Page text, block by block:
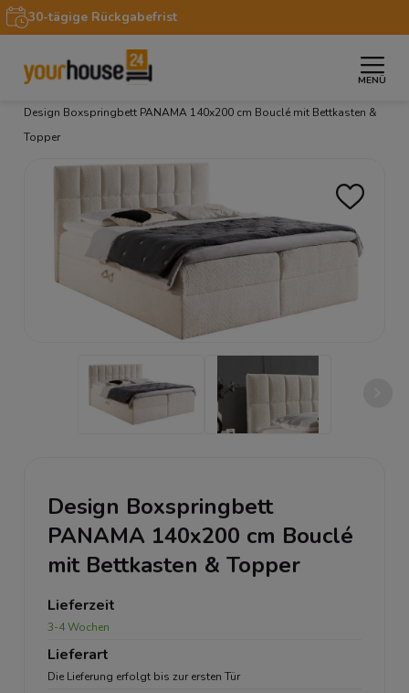
30-tägige Rückgabefrist
MENÜ
Startseite » Möbel »
Design Boxspringbett PANAMA 140x200 cm Bouclé mit Bettkasten &
Topper
Design Boxspringbett
PANAMA 140x200 cm Bouclé
mit Bettkasten & Topper
Lieferzeit
3-4 Wochen
Lieferart
Die Lieferung erfolgt bis zur ersten Tür